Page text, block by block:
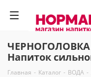
ЧЕРНОГОЛОВКА
Напиток
Главная - Каталог - ВОДА -